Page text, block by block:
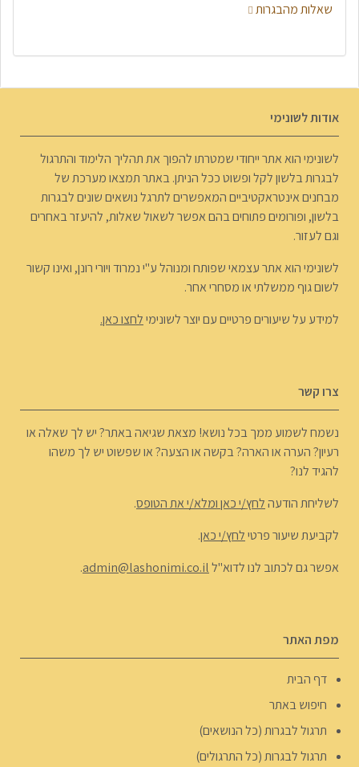
שאלות מהבגרות
אודות לשונימי
לשונימי הוא אתר ייחודי שמטרתו להפוך את תהליך הלימוד והתרגול
לבגרות בלשון לקל ופשוט ככל הניתן. באתר תמצאו מערכת של
מבחנים אינטראקטיביים המאפשרים לתרגל נושאים שונים לבגרות
בלשון, ופורומים פתוחים בהם אפשר לשאול שאלות, להיעזר באחרים
וגם לעזור.
לשונימי הוא אתר עצמאי שפותח ומנוהל ע"י נמרוד ויורי רונן, ואינו קשור
לשום גוף ממשלתי או מסחרי אחר.
למידע על שיעורים פרטיים עם יוצר לשונימילחצו כאן.
צרו קשר
נשמח לשמוע ממך בכל נושא! מצאת שגיאה באתר? יש לך שאלה או
רעיון? הערה או הארה? בקשה או הצעה? או שפשוט יש לך משהו
להגיד לנו?
לשליחת הודעהלחץ/י כאן ומלא/י את הטופס.
לקביעת שיעור פרטילחץ/י כאן.
אפשר גם לכתוב לנו לדוא"לadmin@lashonimi.co.il
.
מפת האתר
דף הבית
חיפוש באתר
תרגול לבגרות (כל הנושאים)
תרגול לבגרות (כל התרגולים)